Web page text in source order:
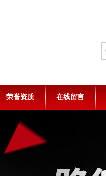
荣誉资质 在线留言